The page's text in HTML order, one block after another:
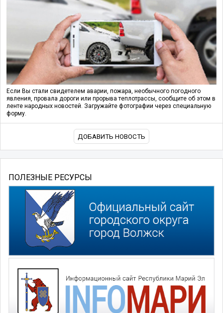
Если Вы стали свидетелем аварии, пожара, необычного погодного
явления, провала дороги или прорыва теплотрассы, сообщите об этом в
ленте народных новостей. Загружайте фотографии через специальную
форму.
ДОБАВИТЬ НОВОСТЬ
ПОЛЕЗНЫЕ РЕСУРСЫ